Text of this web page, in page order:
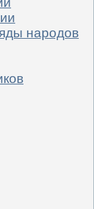
народов